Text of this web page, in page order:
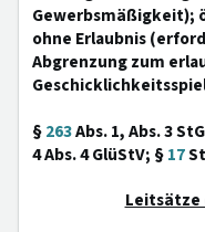
Gewerbsmäßigkeit);
ohne Erlaubnis
Abgrenzung zum
§263Abs. 1, Abs. 3
4 Abs. 4 GlüStV; §17
Leitsätze